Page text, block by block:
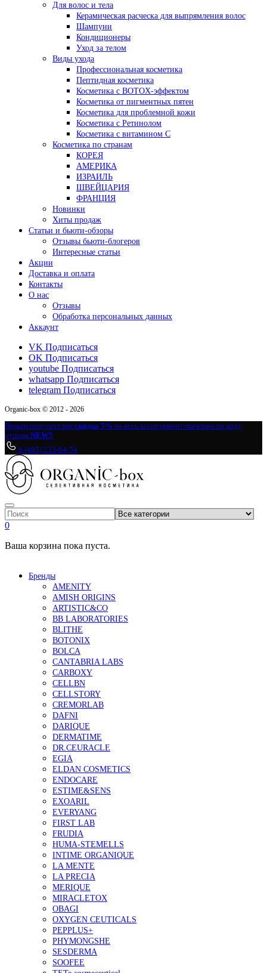
Для волос и тела
Керамическая расческа для выпрямления волос
Шампуни
Кондиционеры
Уход за телом
Виды ухода
Профессиональная косметика
Пептидная косметика
Косметика с BOTOX-эффектом
Косметика от пигментных пятен
Косметика для проблемной кожи
Косметика с Ретинолом
Косметика с витамином С
Косметика по странам
КОРЕЯ
АМЕРИКА
ИЗРАИЛЬ
ШВЕЙЦАРИЯ
ФРАНЦИЯ
Новинки
Хиты продаж
Статьи и бьюти-обзоры
Отзывы бьюти-блогеров
Интересные статьи
Акции
Доставка и оплата
Контакты
О нас
Отзывы
Обработка персональных данных
Аккаунт
VK Подписаться
OK Подписаться
youtube Подписаться
whatsapp Подписаться
telegram Подписаться
Organic-box © 2012 - 2026
Новым покупателям скидка 5% на весь ассортимент магазина по коду
купона NEW5
8 (495) 233-64-54
0
Ваша корзина пока пуста.
Бренды
AMENITY
AMISH ORIGINS
ARTISTIC&CO
BB LABORATORIES
BLITHE
BOTONIX
BOLCA
CANTABRIA LABS
CARBOXY
CELLBN
CELLSTORY
CREMORLAB
DAFNI
DARIQUE
DERMATIME
DR.CEURACLE
EGIA
ELDAN COSMETICS
ENDOCARE
ESTIME&SENS
EXOARIL
EVERYANG
FIRST LAB
FRUDIA
HUMA-STEMELLS
INTIME ORGANIQUE
LA MENTE
LA PRECIA
MERIQUE
MIRACLETOX
OBAGI
OXYGEN CEUTICALS
PEPPLUS+
PHYMONGSHE
SESDERMA
SOOFEE